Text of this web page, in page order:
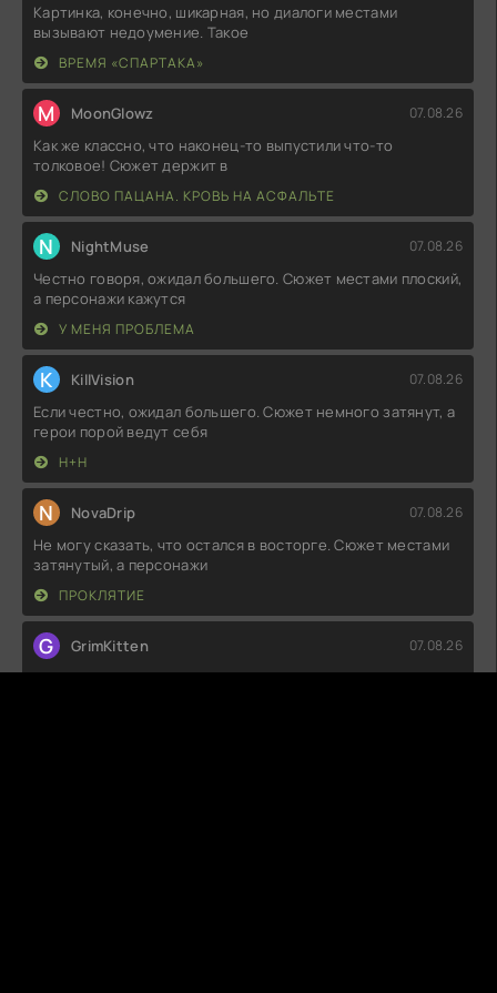
Картинка, конечно, шикарная, но диалоги местами
вызывают недоумение. Такое
ВРЕМЯ «СПАРТАКА»
M MoonGlowz 07.08.26
Как же классно, что наконец-то выпустили что-то
толковое! Сюжет держит в
СЛОВО ПАЦАНА. КРОВЬ НА АСФАЛЬТЕ
N NightMuse 07.08.26
Честно говоря, ожидал большего. Сюжет местами плоский,
а персонажи кажутся
У МЕНЯ ПРОБЛЕМА
K KillVision 07.08.26
Если честно, ожидал большего. Сюжет немного затянут, а
герои порой ведут себя
Н+Н
N NovaDrip 07.08.26
Не могу сказать, что остался в восторге. Сюжет местами
затянутый, а персонажи
ПРОКЛЯТИЕ
G GrimKitten 07.08.26
Вот это поворот! Я вообще не ожидал, что история